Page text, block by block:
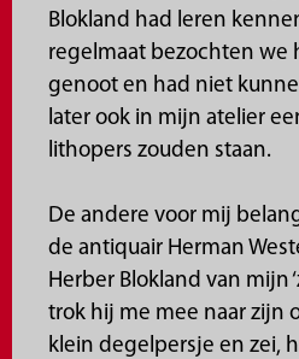
Blokland had leren
regelmaat bezochten we
genoot en had niet
later ook in mijn atelier
lithopers zouden staan.
De andere voor mij
de antiquair Herman
Herber Blokland van mijn
trok hij me mee naar zijn
klein degelpersje en zei,